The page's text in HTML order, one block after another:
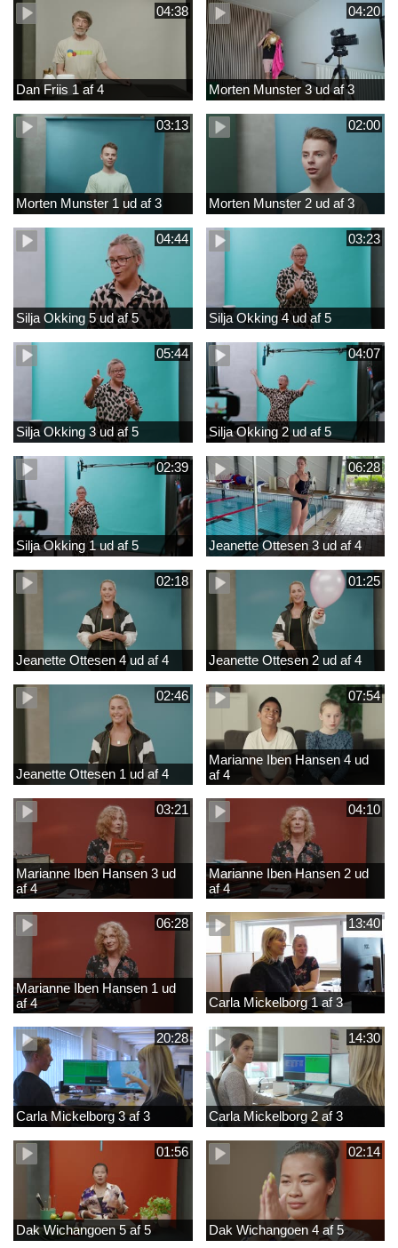
04:38
Dan Friis 1 af 4
04:20
Morten Munster 3 ud af 3
03:13
Morten Munster 1 ud af 3
02:00
Morten Munster 2 ud af 3
04:44
Silja Okking 5 ud af 5
03:23
Silja Okking 4 ud af 5
05:44
Silja Okking 3 ud af 5
04:07
Silja Okking 2 ud af 5
02:39
Silja Okking 1 ud af 5
06:28
Jeanette Ottesen 3 ud af 4
02:18
Jeanette Ottesen 4 ud af 4
01:25
Jeanette Ottesen 2 ud af 4
02:46
Jeanette Ottesen 1 ud af 4
07:54
Marianne Iben Hansen 4 ud
af 4
03:21
Marianne Iben Hansen 3 ud
af 4
04:10
Marianne Iben Hansen 2 ud
af 4
06:28
Marianne Iben Hansen 1 ud
af 4
13:40
Carla Mickelborg 1 af 3
20:28
Carla Mickelborg 3 af 3
14:30
Carla Mickelborg 2 af 3
01:56
Dak Wichangoen 5 af 5
02:14
Dak Wichangoen 4 af 5